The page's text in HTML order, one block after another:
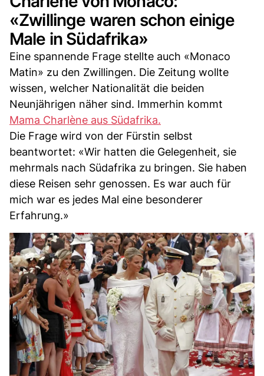
«Zwillinge waren schon einige
Male in Südafrika»
Eine spannende Frage stellte auch «Monaco
Matin» zu den Zwillingen. Die Zeitung wollte
wissen, welcher Nationalität die beiden
Neunjährigen näher sind. Immerhin kommt
Mama Charlène aus Südafrika.
Die Frage wird von der Fürstin selbst
beantwortet: «Wir hatten die Gelegenheit, sie
mehrmals nach Südafrika zu bringen. Sie haben
diese Reisen sehr genossen. Es war auch für
mich war es jedes Mal eine besonderer
Erfahrung.»